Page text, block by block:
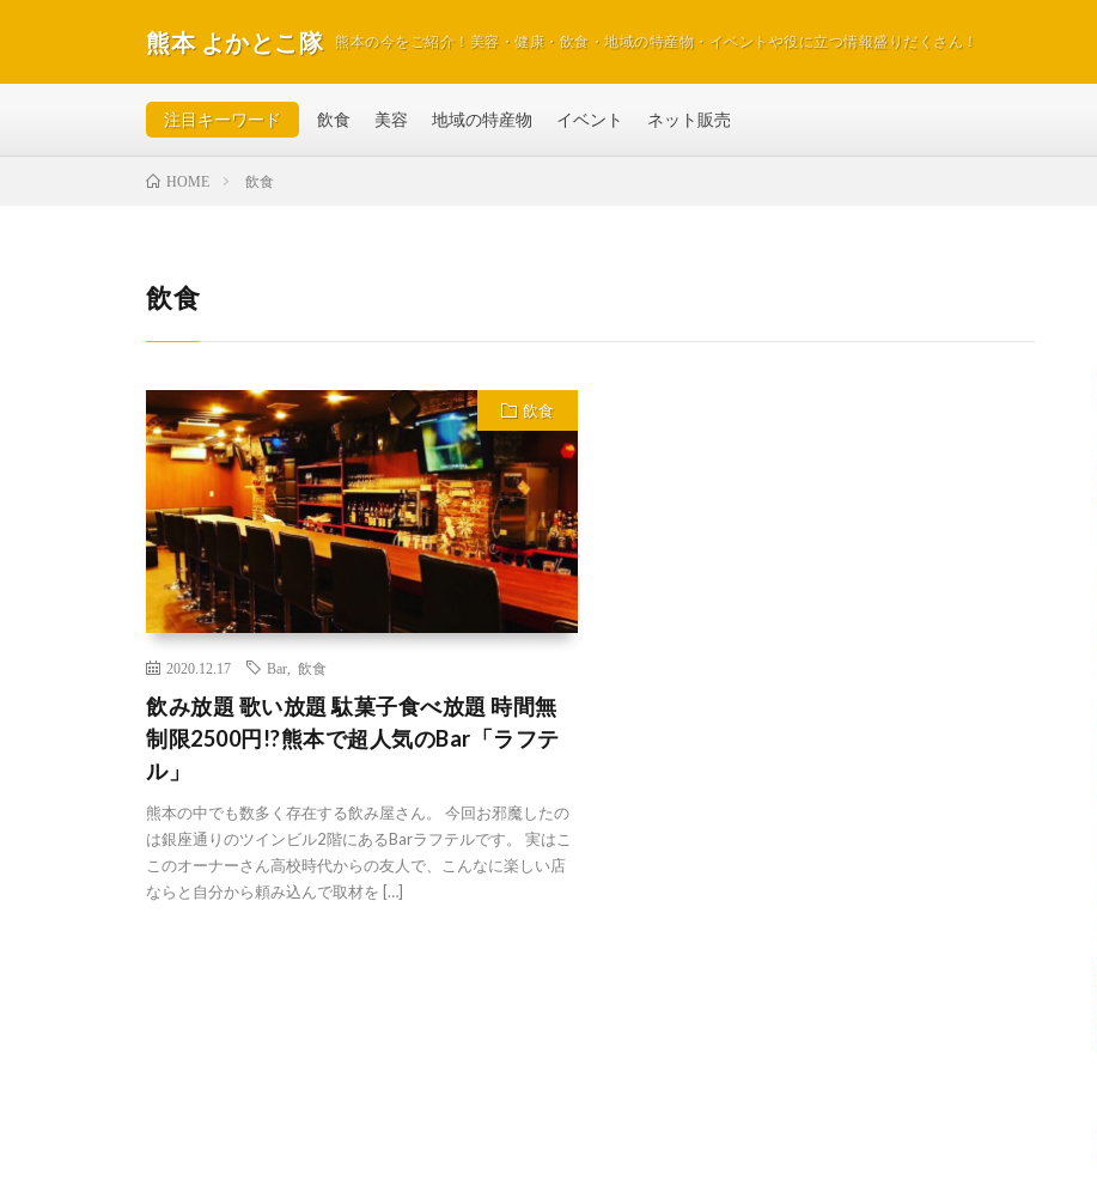
熊本 よかとこ隊 熊本の今をご紹介！美容・健康・飲食・地域の特産物・イベントや役に立つ情報盛りだくさん！
注目キーワード 飲食 美容 地域の特産物 イベント ネット販売
HOME 飲食
飲食
飲食
2020.12.17 Bar 飲食
飲み放題 歌い放題 駄菓子食べ放題 時間無
制限2500円!?熊本で超人気のBar「ラフテ
ル」
熊本の中でも数多く存在する飲み屋さん。 今回お邪魔したの
は銀座通りのツインビル2階にあるBarラフテルです。 実はこ
このオーナーさん高校時代からの友人で、こんなに楽しい店
ならと自分から頼み込んで取材を […]